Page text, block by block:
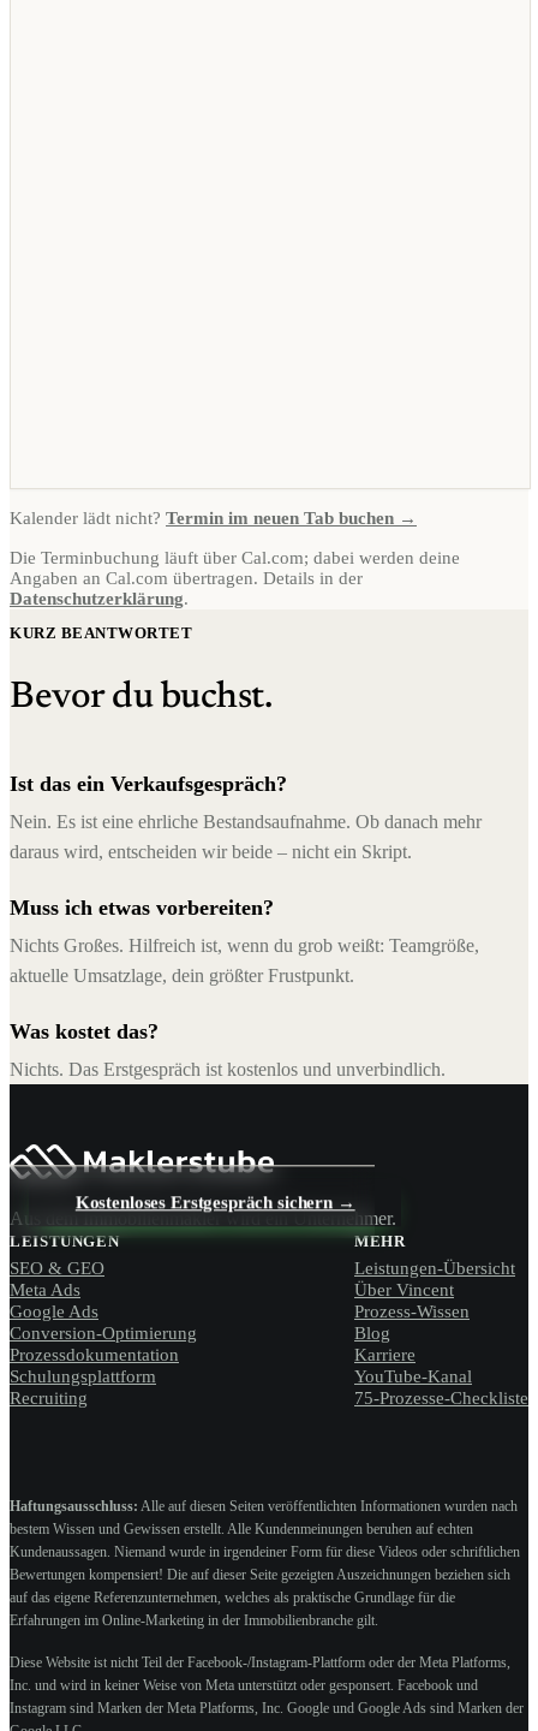
Kalender lädt nicht? Termin im neuen Tab buchen →
Die Terminbuchung läuft über Cal.com; dabei werden deine
Angaben an Cal.com übertragen. Details in der
Datenschutzerklärung.
KURZ BEANTWORTET
Bevor du buchst.
Ist das ein Verkaufsgespräch?
Nein. Es ist eine ehrliche Bestandsaufnahme. Ob danach mehr
daraus wird, entscheiden wir beide – nicht ein Skript.
Muss ich etwas vorbereiten?
Nichts Großes. Hilfreich ist, wenn du grob weißt: Teamgröße,
aktuelle Umsatzlage, dein größter Frustpunkt.
Was kostet das?
Nichts. Das Erstgespräch ist kostenlos und unverbindlich.
Kostenloses Erstgespräch sichern →
Aus dem Immobilienmakler wird ein Unternehmer.
LEISTUNGEN
SEO & GEO
Meta Ads
Google Ads
Conversion-Optimierung
Prozessdokumentation
Schulungsplattform
Recruiting
MEHR
Leistungen-Übersicht
Über Vincent
Prozess-Wissen
Blog
Karriere
YouTube-Kanal
75-Prozesse-Checkliste
Haftungsausschluss: Alle auf diesen Seiten veröffentlichten Informationen wurden nach
bestem Wissen und Gewissen erstellt. Alle Kundenmeinungen beruhen auf echten
Kundenaussagen. Niemand wurde in irgendeiner Form für diese Videos oder schriftlichen
Bewertungen kompensiert! Die auf dieser Seite gezeigten Auszeichnungen beziehen sich
auf das eigene Referenzunternehmen, welches als praktische Grundlage für die
Erfahrungen im Online-Marketing in der Immobilienbranche gilt.
Diese Website ist nicht Teil der Facebook-/Instagram-Plattform oder der Meta Platforms,
Inc. und wird in keiner Weise von Meta unterstützt oder gesponsert. Facebook und
Instagram sind Marken der Meta Platforms, Inc. Google und Google Ads sind Marken der